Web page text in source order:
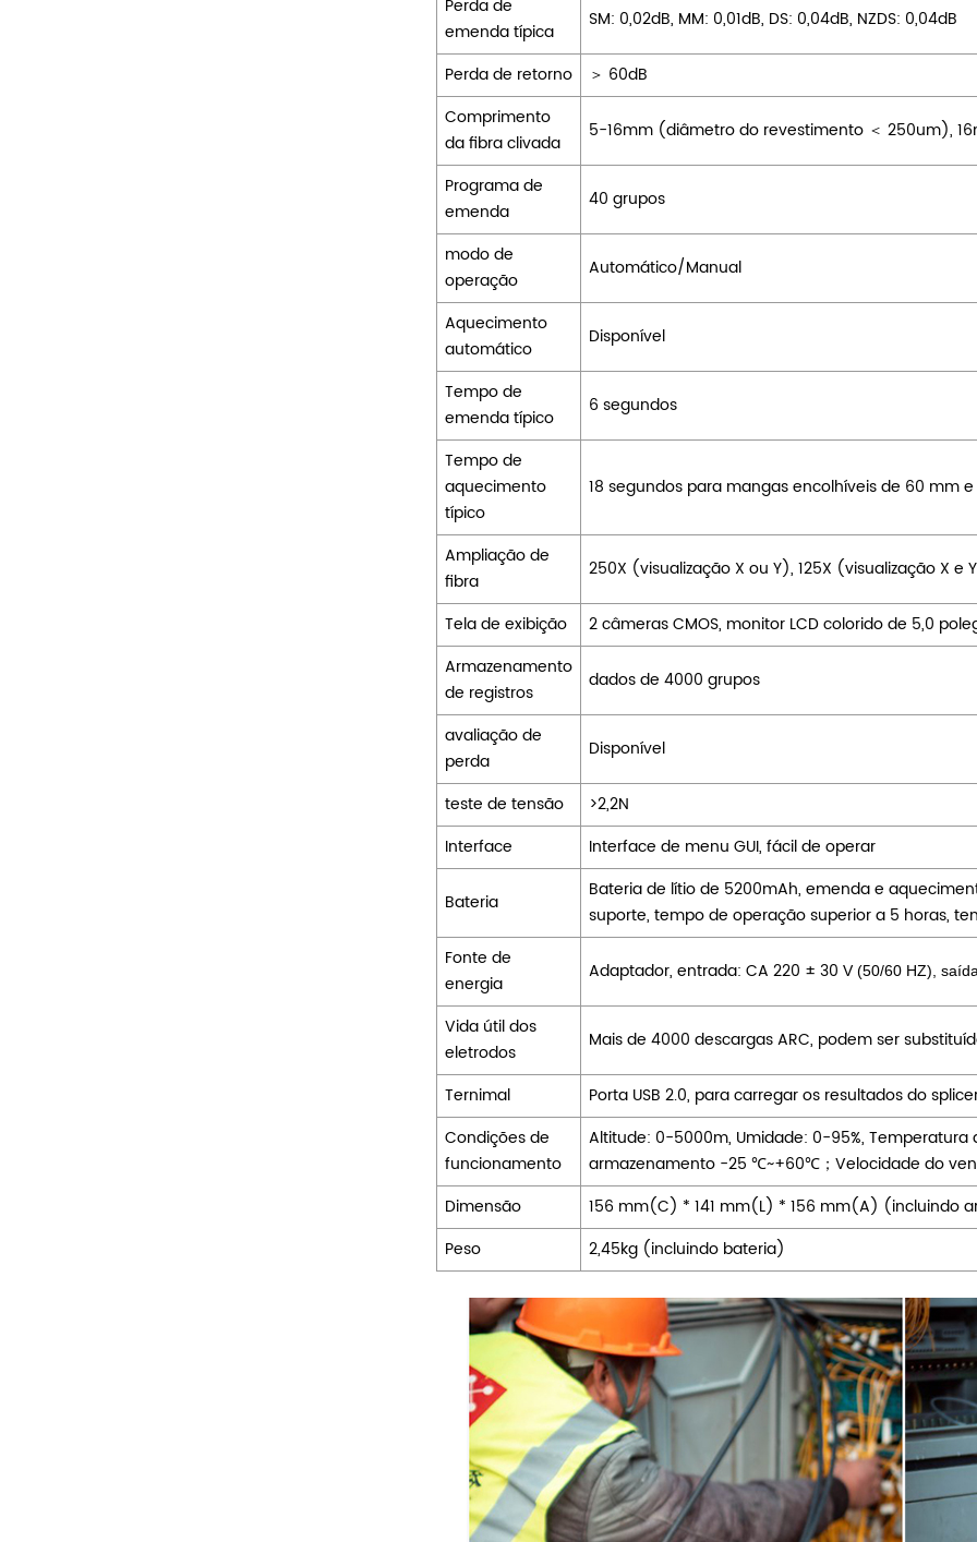
Perda de
emenda típica
SM: 0,02dB, MM: 0,01dB, DS: 0,04dB, NZDS: 0,04dB
Perda de retorno
＞ 60dB
Comprimento
da fibra clivada
5-16mm (diâmetro do revestimento ＜ 250um),
Programa de
emenda
40 grupos
modo de
operação
Automático/Manual
Aquecimento
automático
Disponível
Tempo de
emenda típico
6 segundos
Tempo de
aquecimento
típico
18 segundos para mangas encolhíveis de 60 mm
Ampliação de
fibra
250X (visualização X ou Y), 125X (visualização X e
Tela de exibição
2 câmeras CMOS, monitor LCD colorido de 5,0
Armazenamento
de registros
dados de 4000 grupos
avaliação de
perda
Disponível
teste de tensão
>2,2N
Interface
Interface de menu GUI, fácil de operar
Bateria
Bateria de lítio de 5200mAh, emenda e
suporte, tempo de operação superior a 5 horas,
Fonte de
energia
Adaptador, entrada: CA 220 ± 30 V (50/60 HZ),
Vida útil dos
eletrodos
Mais de 4000 descargas ARC, podem ser
Ternimal
Porta USB 2.0, para carregar os resultados do
Condições de
funcionamento
Altitude: 0-5000m, Umidade: 0-95%,
armazenamento -25 ℃~+60℃；Velocidade do
Dimensão
156 mm(C) * 141 mm(L) * 156 mm(A) (incluindo
Peso
2,45kg (incluindo bateria)